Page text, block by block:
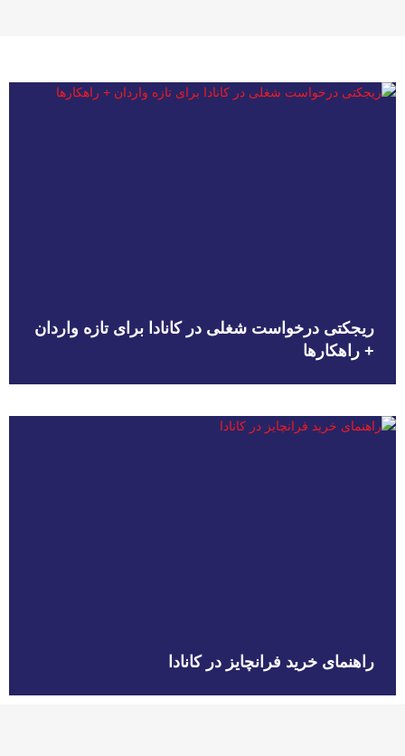
ریجکتی درخواست شغلی در کانادا برای تازه واردان
+ راهکارها
راهنمای خرید فرانچایز در کانادا